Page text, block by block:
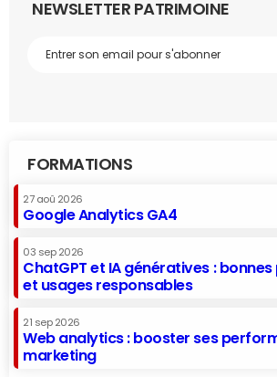
NEWSLETTER PATRIMOINE
FORMATIONS
27 aoû 2026
Google Analytics GA4
03 sep 2026
ChatGPT et IA génératives :
et usages responsables
21 sep 2026
Web analytics : booster ses
marketing